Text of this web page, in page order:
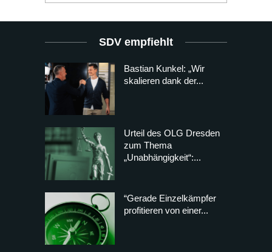
SDV empfiehlt
Bastian Kunkel: „Wir
skalieren dank der...
Urteil des OLG Dresden
zum Thema
„Unabhängigkeit“:...
“Gerade Einzelkämpfer
profitieren von einer...